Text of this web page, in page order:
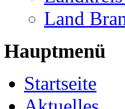
Land
Hauptmenü
Startseite